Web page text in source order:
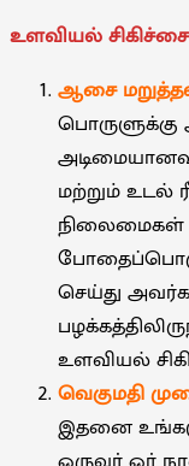
உளவியல்
ஆசை
மற்றும் உடல்
நிலைமைகள்
செய்து
உளவியல்
வெகுமதி
இதனை